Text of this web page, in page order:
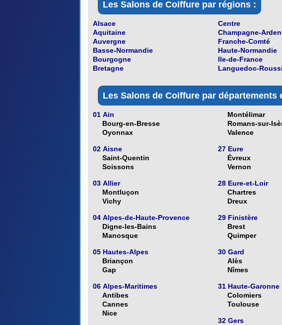
Les Salons de Coiffure par régions :
Alsace
Aquitaine
Auvergne
Basse-Normandie
Bourgogne
Bretagne
Centre
Champagne-
Franche-Comté
Haute-Normandie
Ile-de-France
Languedoc-
Les Salons de Coiffure par départements
01 Ain
Bourg-en-Bresse
Oyonnax
02 Aisne
Saint-Quentin
Soissons
03 Allier
Montluçon
Vichy
04 Alpes-de-Haute-Provence
Digne-les-Bains
Manosque
05 Hautes-Alpes
Briançon
Gap
06 Alpes-Maritimes
Antibes
Cannes
Nice
Montélimar
Romans-sur-
Valence
27 Eure
Évreux
Vernon
28 Eure-et-Loir
Chartres
Dreux
29 Finistère
Brest
Quimper
30 Gard
Alès
Nîmes
31 Haute-Garonne
Colomiers
Toulouse
32 Gers